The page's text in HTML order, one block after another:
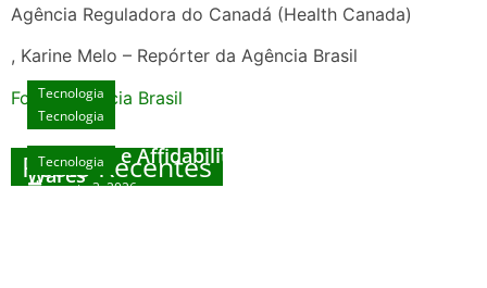
Agência Reguladora do Canadá (Health Canada)
, Karine Melo – Repórter da Agência Brasil
Fonte: Agencia Brasil
Posts Recentes
Tecnologia
Unlock Exclusive Rewards at The Big Dog
House
agosto 3, 2026
Tecnologia
Sicurezza e Affidabilità di Mr Nulls Wicked
Wares
Tecnologia
Tecnologia